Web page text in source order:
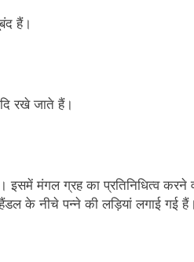
हैं।
रखे जाते हैं।
इसमें मंगल ग्रह का प्रतिनिधित्व
के नीचे पन्ने की लड़ियां लगाई गई हैं।